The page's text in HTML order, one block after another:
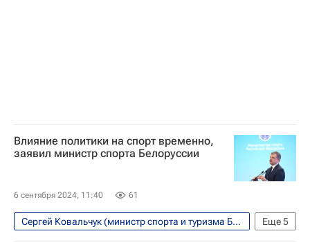
Влияние политики на спорт временно,
заявил министр спорта Белоруссии
6 сентября 2024, 11:40 61
Еще5
Сергей Ковальчук (министр спорта и туризма Белоруссии)
Международный олимпийский комитет (МОК)